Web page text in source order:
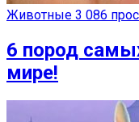
Животные 3 086
6 пород
мире!